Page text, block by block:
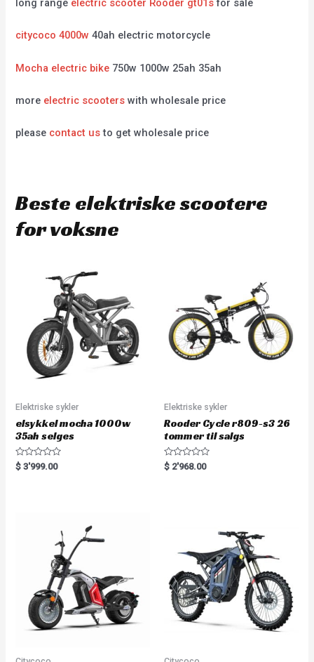
long range electric scooter Rooder gt01sfor sale
citycoco 4000w 40ah electric motorcycle
Mocha electric bike 750w 1000w 25ah 35ah
more electric scooters with wholesale price
please contact usto get wholesale price
Beste elektriske scootere
for voksne
Elektriske sykler
elsykkel mocha 1000w
35ah selges
R
a
$ 3'999.00
Elektriske sykler
Rooder Cycle r809-s3 26
tommer til salgs
R
a
$ 2'968.00